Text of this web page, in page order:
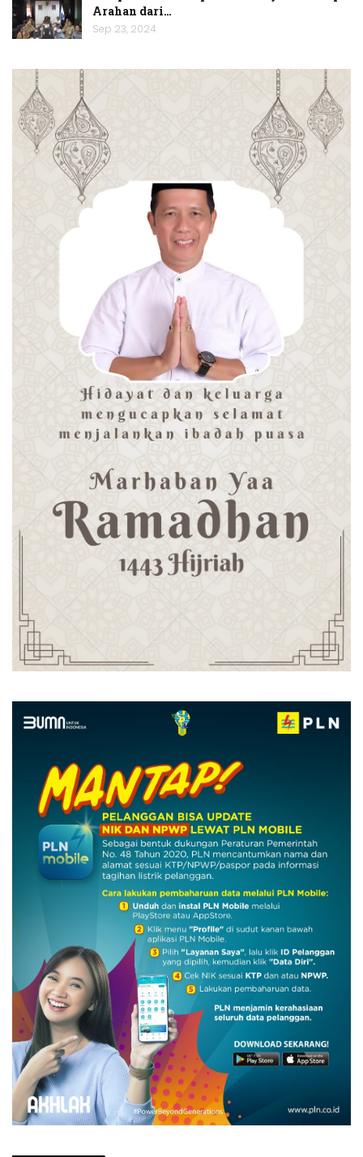
Arahan dari…
Sep 23, 2024